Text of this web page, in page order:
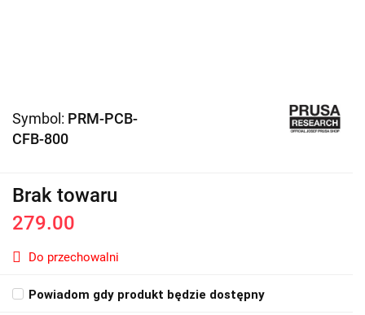
Symbol: PRM-PCB-
CFB-800
Brak towaru
279.00
Do przechowalni
Powiadom gdy produkt będzie dostępny